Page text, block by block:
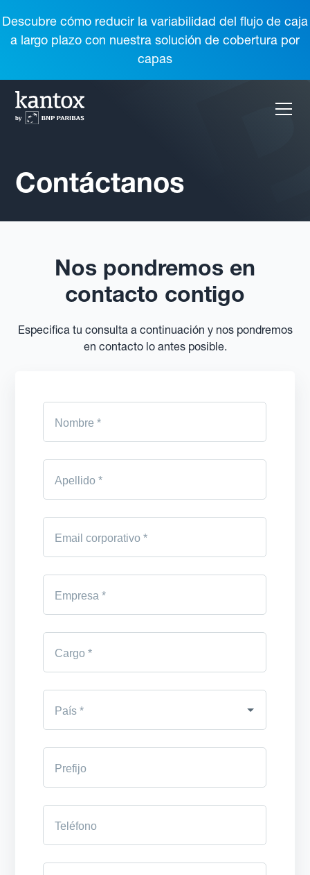
Descubre cómo reducir la variabilidad del flujo de caja
a largo plazo con nuestra solución de cobertura por
capas
Contáctanos
Nos pondremos en
contacto contigo
Especifica tu consulta a continuación y nos pondremos
en contacto lo antes posible.